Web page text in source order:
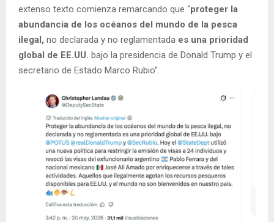
extenso texto comienza remarcando que “proteger la
abundancia de los océanos del mundo de la pesca
ilegal, no declarada y no reglamentada es una prioridad
global de EE.UU. bajo la presidencia de Donald Trump y el
secretario de Estado Marco Rubio”.